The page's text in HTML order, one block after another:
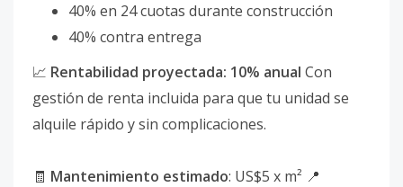
40% en 24 cuotas durante construcción
40% contra entrega
📈 Rentabilidad proyectada: 10% anual Con
gestión de renta incluida para que tu unidad se
alquile rápido y sin complicaciones.
🧾 Mantenimiento estimado: US$5 x m² 📍